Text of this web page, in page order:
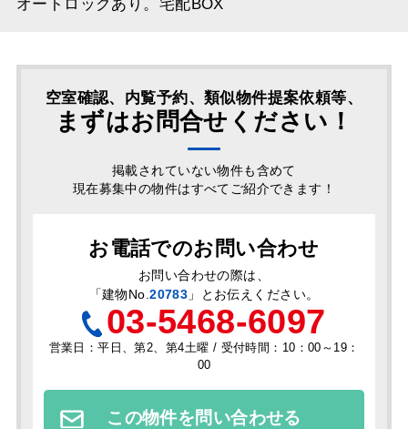
オートロックあり。宅配BOX
空室確認、内覧予約、類似物件提案依頼等、
まずはお問合せください！
掲載されていない物件も含めて
現在募集中の物件はすべてご紹介できます！
お電話でのお問い合わせ
お問い合わせの際は、
「建物No.20783 」とお伝えください。
03-5468-6097
営業日：平日、第2、第4土曜 / 受付時間：10：00～19：
00
この物件を問い合わせる